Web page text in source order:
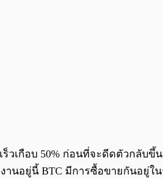
เกือบ 50% ก่อนที่จะดีดตัวกลับขึ้
อยู่นี้ BTC มีการซื้อขายกันอยู่ใน